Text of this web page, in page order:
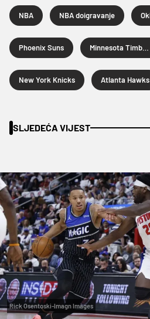
NBA NBA doigravanje
Phoenix Suns
New York Knicks Atlanta Hawks
SLJEDEĆA VIJEST
Rick Osentoski-Imagn Images